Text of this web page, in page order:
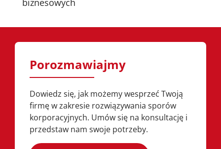
Porozmawiajmy
Dowiedz się, jak możemy wesprzeć Twoją
firmę w zakresie rozwiązywania sporów
korporacyjnych. Umów się na konsultację i
przedstaw nam swoje potrzeby.